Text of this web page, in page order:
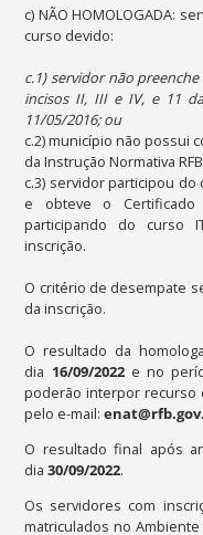
c) NÃO HOMOLOGADA:
curso devido:
c.1) servidor não
incisos II, III e IV, e 11
11/05/2016; ou
c.2) município não possui
da Instrução Normativa
c.3) servidor participou
e obteve o
participando do curso
inscrição.
O critério de desempate
da inscrição.
O resultado da
dia 16/09/2022 e no
poderão interpor recurso
pelo e-mail:
O resultado final após
dia30/09/2022.
Os servidores com
matriculados no